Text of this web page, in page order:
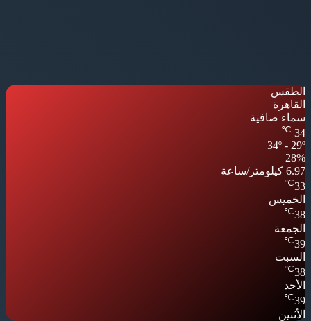
الطقس
القاهرة
سماء صافية
34
℃
34º - 29º
28%
6.97 كيلومتر/ساعة
33
℃
الخميس
38
℃
الجمعة
39
℃
السبت
38
℃
الأحد
39
℃
الأثنين